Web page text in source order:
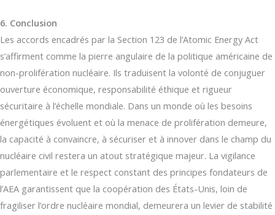
6. Conclusion
Les accords encadrés par la Section 123 de l’Atomic Energy Act
s’affirment comme la pierre angulaire de la politique américaine de
non-prolifération nucléaire. Ils traduisent la volonté de conjuguer
ouverture économique, responsabilité éthique et rigueur
sécuritaire à l’échelle mondiale. Dans un monde où les besoins
énergétiques évoluent et où la menace de prolifération demeure,
la capacité à convaincre, à sécuriser et à innover dans le champ du
nucléaire civil restera un atout stratégique majeur. La vigilance
parlementaire et le respect constant des principes fondateurs de
l’AEA garantissent que la coopération des États-Unis, loin de
fragiliser l’ordre nucléaire mondial, demeurera un levier de stabilité